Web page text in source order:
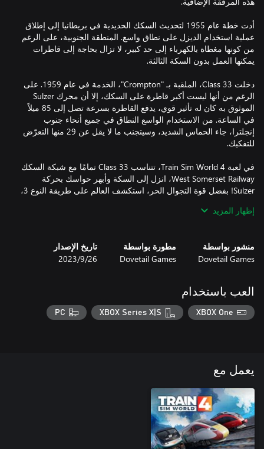
أدت خطة عام 1955 لتحديث السكك الحديدية في بريطانيا إلى إطلاق
عملية استخدام الديزل على نطاق واسع. المنطقة الجنوبية، على الرغم
من كونها مغطاة بالكهرباء إلى حد كبير، لا تزال بحاجة إلى قاطرات
دخلت Class 33، الملقبة بـ "Crompton"، الخدمة في عام 1959. على
الرغم من أنها ليست أكبر قاطرة على السكك، إلا أن محرك Sulzer
الموثوق به كان له تأثير قوي، يدفع القاطرة بسرعة تصل إلى 85 ميلاً
في الساعة. من الاستخدام الواسع النطاق في جميع أنحاء جنوب
إنجلترا، جاء الحماس الشديد، وسيتجنب ما لا يقل عن 29 منها التعرّض
في لعبة Train Sim World 4، تتناسب Class 33 تمامًا مع شبكة السكك
West Somerset Railway، انزل إلى السكة وأبهر حواسك بحركة
Sulzer! بفضل قوة التجوال الحر، استكشف العالم على طريقة النوع 3،
إظهار المزيد
منشور بواسطة
Dovetail Games
مطورة بواسطة
Dovetail Games
تاريخ الإصدار
26‏/9‏/2023
العب باستخدام
XBOX One
XBOX Series X|S
PC
يعمل مع